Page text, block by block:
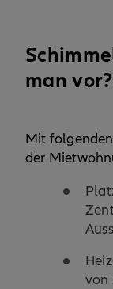
man vor?
Mit
der
von